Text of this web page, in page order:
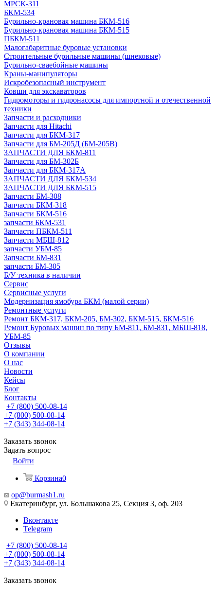
МРСК-311
БКМ-534
Бурильно-крановая машина БКМ-516
Бурильно-крановая машина БКМ-515
ПБКМ-511
Малогабаритные буровые установки
Строительные бурильные машины (шнековые)
Бурильно-сваебойные машины
Краны-манипуляторы
Искробезопасный инструмент
Ковши для экскаваторов
Гидромоторы и гидронасосы для импортной и отечественной
техники
Запчасти и расходники
Запчасти для Hitachi
Запчасти для БКМ-317
Запчасти для БМ-205Д (БМ-205В)
ЗАПЧАСТИ ДЛЯ БКМ-811
Запчасти для БМ-302Б
Запчасти для БКМ-317А
ЗАПЧАСТИ ДЛЯ БКМ-534
ЗАПЧАСТИ ДЛЯ БКМ-515
Запчасти БМ-308
Запчасти БКМ-318
Запчасти БКМ-516
запчасти БКМ-531
Запчасти ПБКМ-511
Запчасти МБШ-812
запчасти УБМ-85
Запчасти БМ-831
запчасти БМ-305
Б/У техника в наличии
Сервис
Сервисные услуги
Модернизация ямобура БКМ (малой серии)
Ремонтные услуги
Ремонт БКМ-317, БКМ-205, БМ-302, БКМ-515, БКМ-516
Ремонт Буровых машин по типу БМ-811, БМ-831, МБШ-818,
УБМ-85
Отзывы
О компании
О нас
Новости
Кейсы
Блог
Контакты
+7 (800) 500-08-14
+7 (800) 500-08-14
+7 (343) 344-08-14
Заказать звонок
Задать вопрос
Войти
Корзина0
op@burmash1.ru
Екатеринбург, ул. Большакова 25, Секция 3, оф. 203
Вконтакте
Telegram
+7 (800) 500-08-14
+7 (800) 500-08-14
+7 (343) 344-08-14
Заказать звонок